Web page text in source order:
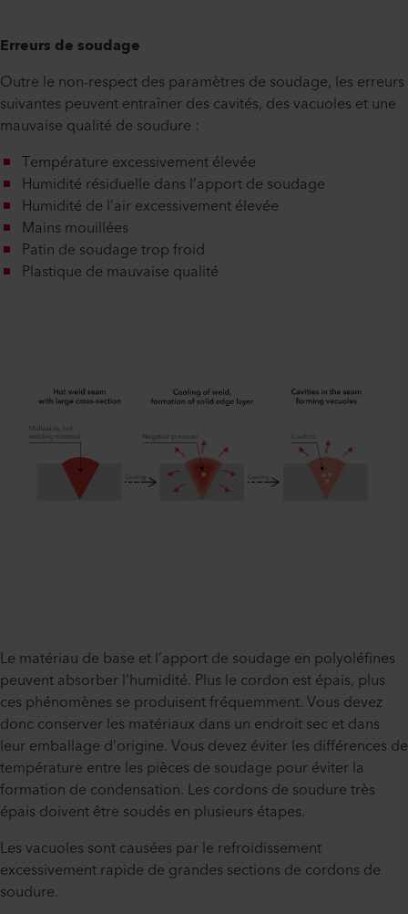
Erreurs de soudage
Outre le non-respect des paramètres de soudage, les erreurs
suivantes peuvent entraîner des cavités, des vacuoles et une
mauvaise qualité de soudure :
Température excessivement élevée
Humidité résiduelle dans l’apport de soudage
Humidité de l’air excessivement élevée
Mains mouillées
Patin de soudage trop froid
Plastique de mauvaise qualité
Le matériau de base et l’apport de soudage en polyoléfines
peuvent absorber l’humidité. Plus le cordon est épais, plus
ces phénomènes se produisent fréquemment. Vous devez
donc conserver les matériaux dans un endroit sec et dans
leur emballage d’origine. Vous devez éviter les différences de
température entre les pièces de soudage pour éviter la
formation de condensation. Les cordons de soudure très
épais doivent être soudés en plusieurs étapes.
Les vacuoles sont causées par le refroidissement
excessivement rapide de grandes sections de cordons de
soudure.